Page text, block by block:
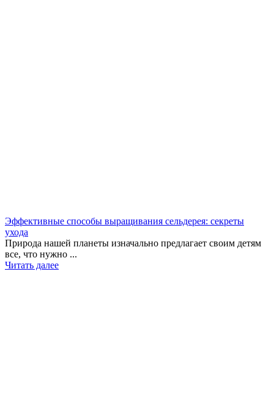
Эффективные способы выращивания сельдерея: секреты
ухода
Природа нашей планеты изначально предлагает своим детям
все, что нужно ...
Читать далее